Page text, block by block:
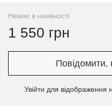
Немає в наявності
1 550 грн
Повідомити,
Увійти для відображення